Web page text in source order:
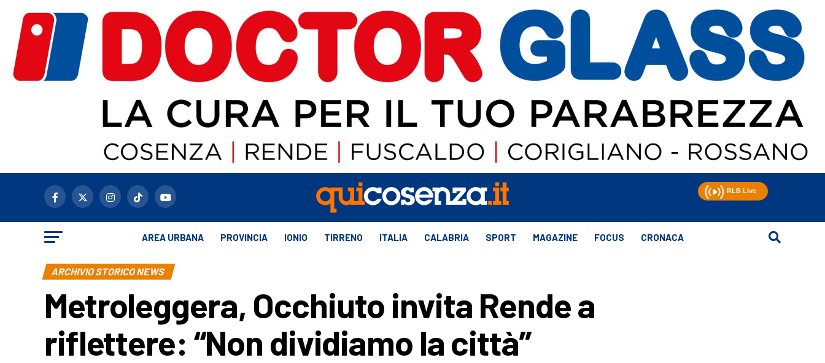
AREA URBANA PROVINCIA IONIO TIRRENO ITALIA CALABRIA SPORT MAGAZINE FOCUS CRONACA
ARCHIVIO STORICO NEWS
Metroleggera, Occhiuto invita Rende a
riflettere: “Non dividiamo la città”